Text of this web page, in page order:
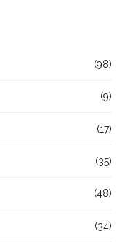
(98)
(9)
(17)
(35)
(48)
(34)